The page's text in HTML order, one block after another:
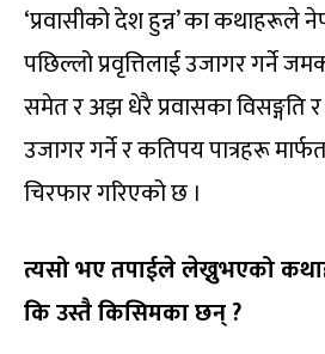
‘प्रवासीको देश हुन्न’ का कथाहरूले
पछिल्लो प्रवृत्तिलाई उजागर गर्ने
समेत र अझ धेरै प्रवासका विसङ्गति
उजागर गर्ने र कतिपय पात्रहरू
चिरफार गरिएको छ ।
त्यसो भए तपाईले लेख्नुभएको
कि उस्तै किसिमका छन् ?